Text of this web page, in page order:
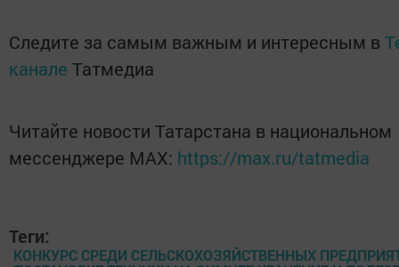
Следите за самым важным и интересным в
канале Татмедиа
Читайте новости Татарстана в национальном
мессенджере MАХ: https://max.ru/tatmedia
Теги:
КОНКУРС СРЕДИ СЕЛЬСКОХОЗЯЙСТВЕННЫХ